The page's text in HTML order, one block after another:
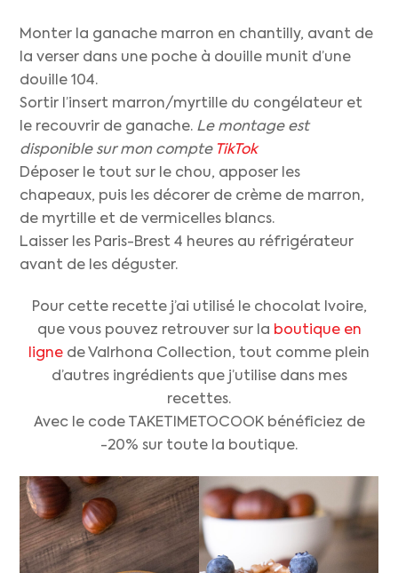
Monter la ganache marron en chantilly, avant de
la verser dans une poche à douille munit d’une
douille 104.
Sortir l’insert marron/myrtille du congélateur et
le recouvrir de ganache. Le montage est
disponible sur mon compte TikTok
Déposer le tout sur le chou, apposer les
chapeaux, puis les décorer de crème de marron,
de myrtille et de vermicelles blancs.
Laisser les Paris-Brest 4 heures au réfrigérateur
avant de les déguster.
Pour cette recette j’ai utilisé le chocolat Ivoire,
que vous pouvez retrouver sur la boutique en
ligne de Valrhona Collection, tout comme plein
d’autres ingrédients que j’utilise dans mes
recettes.
Avec le code TAKETIMETOCOOK bénéficiez de
-20% sur toute la boutique.